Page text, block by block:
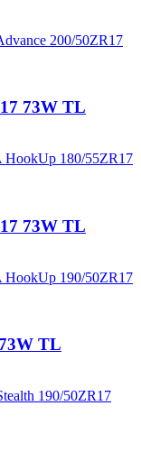
73W TL
73W TL
TL